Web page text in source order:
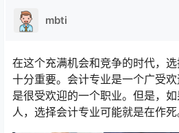
mbti
在这个充满机会和竞争的时代，
十分重要。会计专业是一个广受
是很受欢迎的一个职业。但是，
人，选择会计专业可能就是在作死